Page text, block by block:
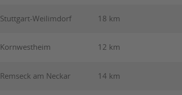
Stuttgart-Weilimdorf 18 km
Kornwestheim 12 km
Remseck am Neckar 14 km